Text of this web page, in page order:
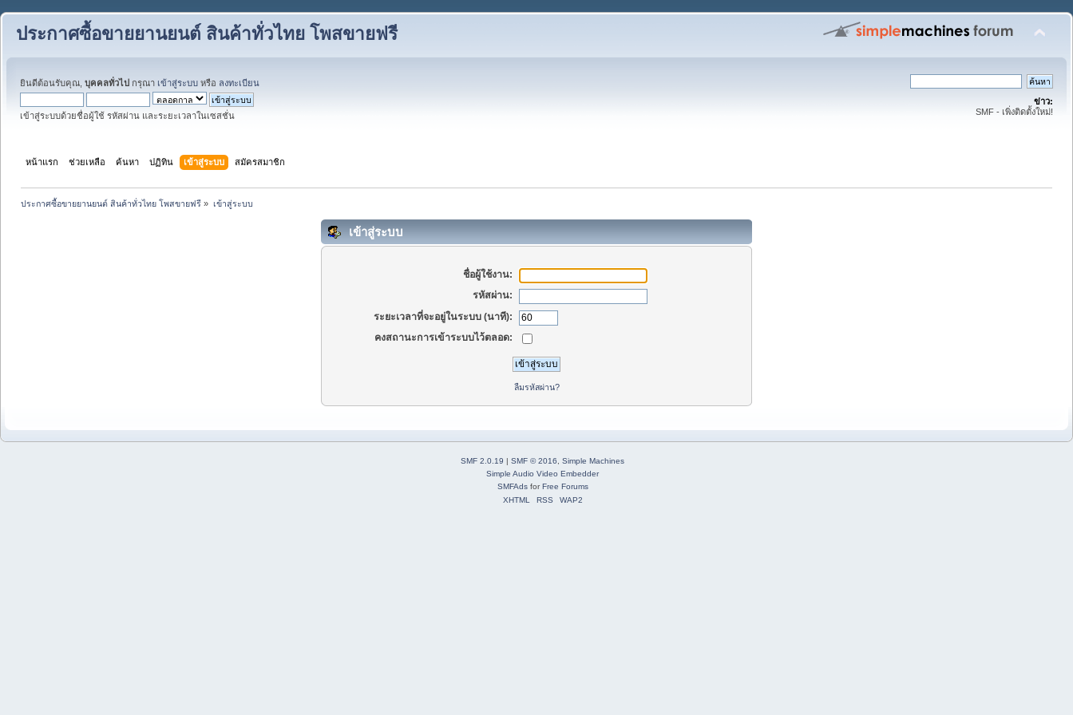
ประกาศซื้อขายยานยนต์ สินค้าทั่วไทย โพสขายฟรี
ยินดีต้อนรับคุณ, บุคคลทั่วไป กรุณา เข้าสู่ระบบ หรือ ลงทะเบียน
เข้าสู่ระบบด้วยชื่อผู้ใช้ รหัสผ่าน และระยะเวลาในเซสชั่น
ข่าว:
SMF - เพิ่งติดตั้งใหม่!
หน้าแรก ช่วยเหลือ ค้นหา ปฏิทิน เข้าสู่ระบบ สมัครสมาชิก
ประกาศซื้อขายยานยนต์ สินค้าทั่วไทย โพสขายฟรี » เข้าสู่ระบบ
เข้าสู่ระบบ
ชื่อผู้ใช้งาน:
รหัสผ่าน:
ระยะเวลาที่จะอยู่ในระบบ (นาที):
คงสถานะการเข้าระบบไว้ตลอด:
ลืมรหัสผ่าน?
SMF 2.0.19 SMF © 2016, Simple Machines
Simple Audio Video Embedder
SMFAdsfor Free Forums
XHTML
RSS WAP2